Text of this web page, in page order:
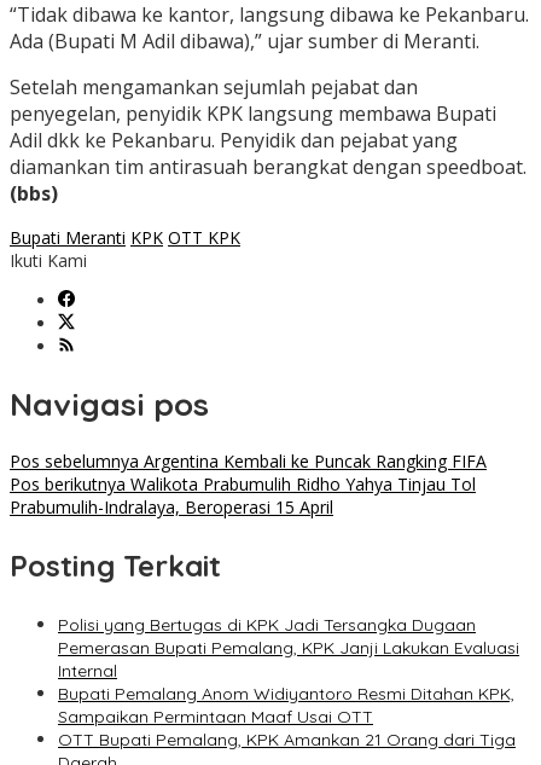
“Tidak dibawa ke kantor, langsung dibawa ke Pekanbaru.
Ada (Bupati M Adil dibawa),” ujar sumber di Meranti.
Setelah mengamankan sejumlah pejabat dan
penyegelan, penyidik KPK langsung membawa Bupati
Adil dkk ke Pekanbaru. Penyidik dan pejabat yang
diamankan tim antirasuah berangkat dengan speedboat.
(bbs)
Bupati Meranti KPK OTT KPK
Ikuti Kami
Navigasi pos
Pos sebelumnya Argentina Kembali ke Puncak Rangking FIFA
Pos berikutnya Walikota Prabumulih Ridho Yahya Tinjau Tol
Prabumulih-Indralaya, Beroperasi 15 April
Posting Terkait
Polisi yang Bertugas di KPK Jadi Tersangka Dugaan
Pemerasan Bupati Pemalang, KPK Janji Lakukan Evaluasi
Internal
Bupati Pemalang Anom Widiyantoro Resmi Ditahan KPK,
Sampaikan Permintaan Maaf Usai OTT
OTT Bupati Pemalang, KPK Amankan 21 Orang dari Tiga